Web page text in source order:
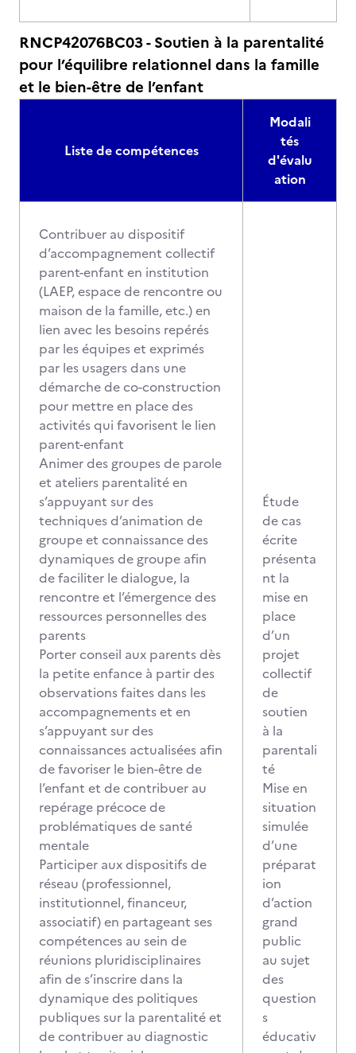
RNCP42076BC03 - Soutien à la parentalité
pour l’équilibre relationnel dans la famille
et le bien-être de l’enfant
Liste de compétences
Modali
tés
d'évalu
ation
Contribuer au dispositif
d’accompagnement collectif
parent-enfant en institution
(LAEP, espace de rencontre ou
maison de la famille, etc.) en
lien avec les besoins repérés
par les équipes et exprimés
par les usagers dans une
démarche de co-construction
pour mettre en place des
activités qui favorisent le lien
parent-enfant
Animer des groupes de parole
et ateliers parentalité en
s’appuyant sur des
techniques d’animation de
groupe et connaissance des
dynamiques de groupe afin
de faciliter le dialogue, la
rencontre et l’émergence des
ressources personnelles des
parents
Porter conseil aux parents dès
la petite enfance à partir des
observations faites dans les
accompagnements et en
s’appuyant sur des
connaissances actualisées afin
de favoriser le bien-être de
l’enfant et de contribuer au
repérage précoce de
problématiques de santé
mentale
Participer aux dispositifs de
réseau (professionnel,
institutionnel, financeur,
associatif) en partageant ses
compétences au sein de
réunions pluridisciplinaires
afin de s’inscrire dans la
dynamique des politiques
publiques sur la parentalité et
de contribuer au diagnostic
Étude
de cas
écrite
présenta
nt la
mise en
place
d’un
projet
collectif
de
soutien
à la
parentali
té
Mise en
situation
simulée
d’une
préparat
ion
d’action
grand
public
au sujet
des
question
s
éducativ